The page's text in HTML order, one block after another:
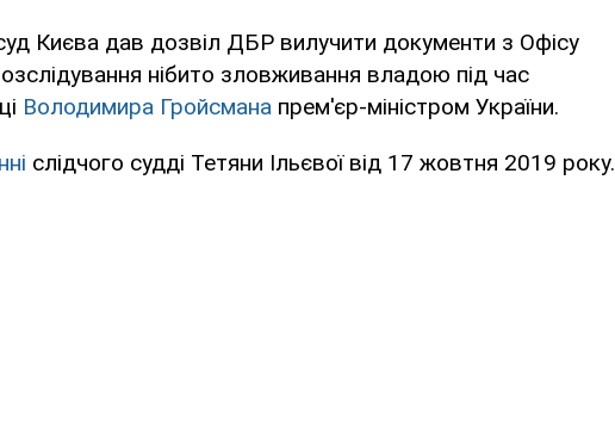
Києва дав дозвіл ДБР вилучити документи з Офісу
нібито зловживання владою під час
Володимира Гройсмана прем'єр-міністром України.
слідчого судді Тетяни Ільєвої від 17 жовтня 2019 року.